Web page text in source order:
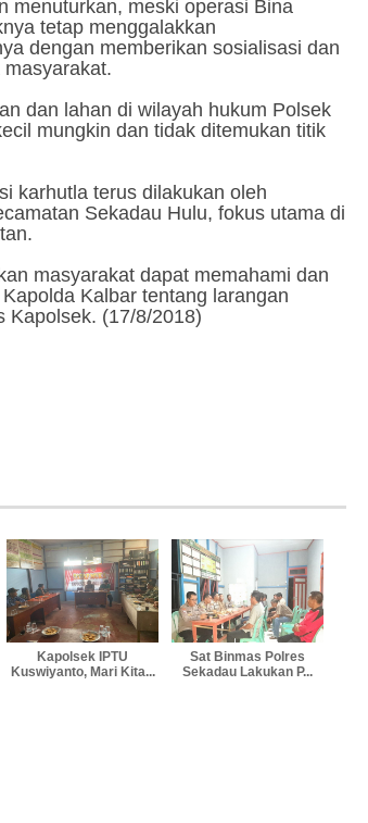
menuturkan, meski operasi Bina
tetap menggalakkan
dengan memberikan sosialisasi dan
dan lahan di wilayah hukum Polsek
mungkin dan tidak ditemukan titik
karhutla terus dilakukan oleh
Sekadau Hulu, fokus utama di
masyarakat dapat memahami dan
Kalbar tentang larangan
Kapolsek. (17/8/2018)
Kapolsek IPTU
Kuswiyanto, Mari Kita...
Sat Binmas Polres
Sekadau Lakukan P...